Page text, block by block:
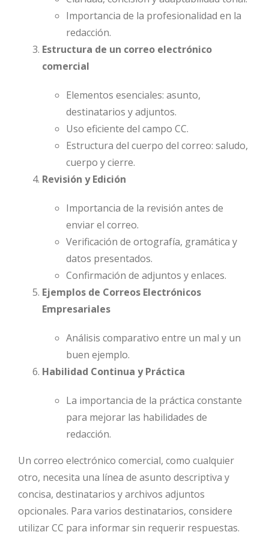
Importancia de la profesionalidad en la
redacción.
Estructura de un correo electrónico
comercial
Elementos esenciales: asunto,
destinatarios y adjuntos.
Uso eficiente del campo CC.
Estructura del cuerpo del correo: saludo,
cuerpo y cierre.
Revisión y Edición
Importancia de la revisión antes de
enviar el correo.
Verificación de ortografía, gramática y
datos presentados.
Confirmación de adjuntos y enlaces.
Ejemplos de Correos Electrónicos
Empresariales
Análisis comparativo entre un mal y un
buen ejemplo.
Habilidad Continua y Práctica
La importancia de la práctica constante
para mejorar las habilidades de
redacción.
Un correo electrónico comercial, como cualquier
otro, necesita una línea de asunto descriptiva y
concisa, destinatarios y archivos adjuntos
opcionales. Para varios destinatarios, considere
utilizar CC para informar sin requerir respuestas.